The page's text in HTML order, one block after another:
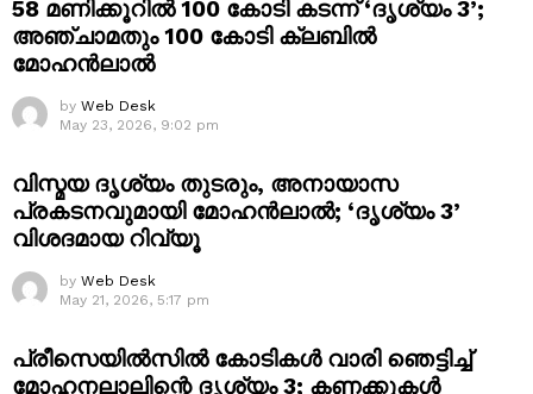
58 മണിക്കൂറിൽ 100 കോടി കടന്ന് ‘ദൃശ്യം 3’;
അഞ്ചാമതും 100 കോടി ക്ലബിൽ
മോഹൻലാൽ
by Web Desk
May 23, 2026, 9:02 pm
വിസ്മയ ദൃശ്യം തുടരും, അനായാസ
പ്രകടനവുമായി മോഹൻലാൽ; ‘ദൃശ്യം 3’
വിശദമായ റിവ്യൂ
by Web Desk
May 21, 2026, 5:17 pm
പ്രീസെയിൽസിൽ കോടികൾ വാരി ഞെട്ടിച്ച്
മോഹനലാലിന്റെ ദൃശ്യം 3; കണക്കുകൾ